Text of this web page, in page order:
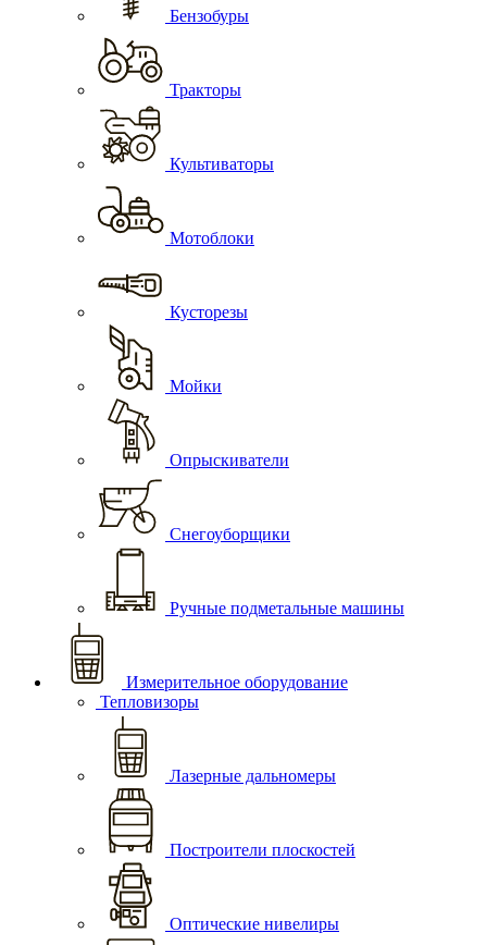
Бензобуры
Тракторы
Культиваторы
Мотоблоки
Кусторезы
Мойки
Опрыскиватели
Снегоуборщики
Ручные подметальные машины
Измерительное оборудование
Тепловизоры
Лазерные дальномеры
Построители плоскостей
Оптические нивелиры